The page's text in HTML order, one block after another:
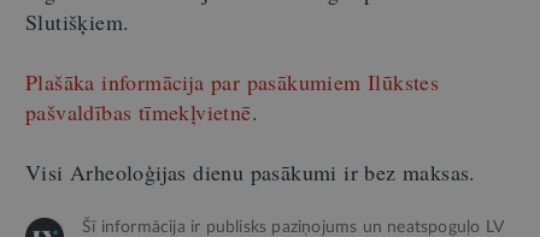
Slutišķiem.
Plašāka informācija par pasākumiem Ilūkstes
pašvaldības tīmekļvietnē.
Visi Arheoloģijas dienu pasākumi ir bez maksas.
Šī informācija ir publisks paziņojums un neatspoguļo LV